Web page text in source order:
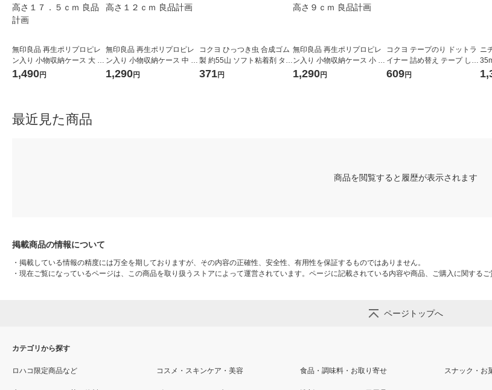
無印良品 再生ポリプロピレ
ン入り 小物収納ケース 大 ホ
ワイトグレー 約幅２６×奥行
1,490円
無印良品 再生ポリプロピレ
ン入り 小物収納ケース 中 ホ
ワイトグレー 約幅２６×奥行
1,290円
コクヨ ひっつき虫 合成ゴム
製 約55山 ソフト粘着剤 タ-3
80
371円
無印良品 再生ポリプロピレ
ン入り 小物収納ケース 小 ホ
ワイトグレー 約幅２６×奥行
1,290円
コクヨ テープのり ドットラ
イナー 詰め替え テープ しっ
かり貼るタイプ 3個 タ-D400
609円
ニ
（
最近見た商品
商品を閲覧すると履歴が表示されます
掲載商品の情報について
・ 掲載している情報の精度には万全を期しておりますが、その内容の正確性、安全性、有用性を保証するものではありません。
・ 現在ご覧になっているページは、この商品を取り扱うストアによって運営されています。ページに記載されている内容や商品、ご購入に関する
ページトップへ
カテゴリから探す
ロハコ限定商品など コスメ・スキンケア・美容 食品・調味料・お取り寄せ スナック・お